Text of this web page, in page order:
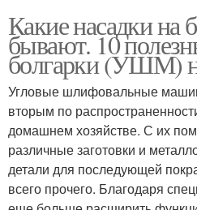
Какие насадки на
бывают. 10
болгарки (УШМ)
Угловые шлифовальные
вторым по
домашнем хозяйстве. С их
различные заготовки и
детали для последующей
всего прочего. Благодаря